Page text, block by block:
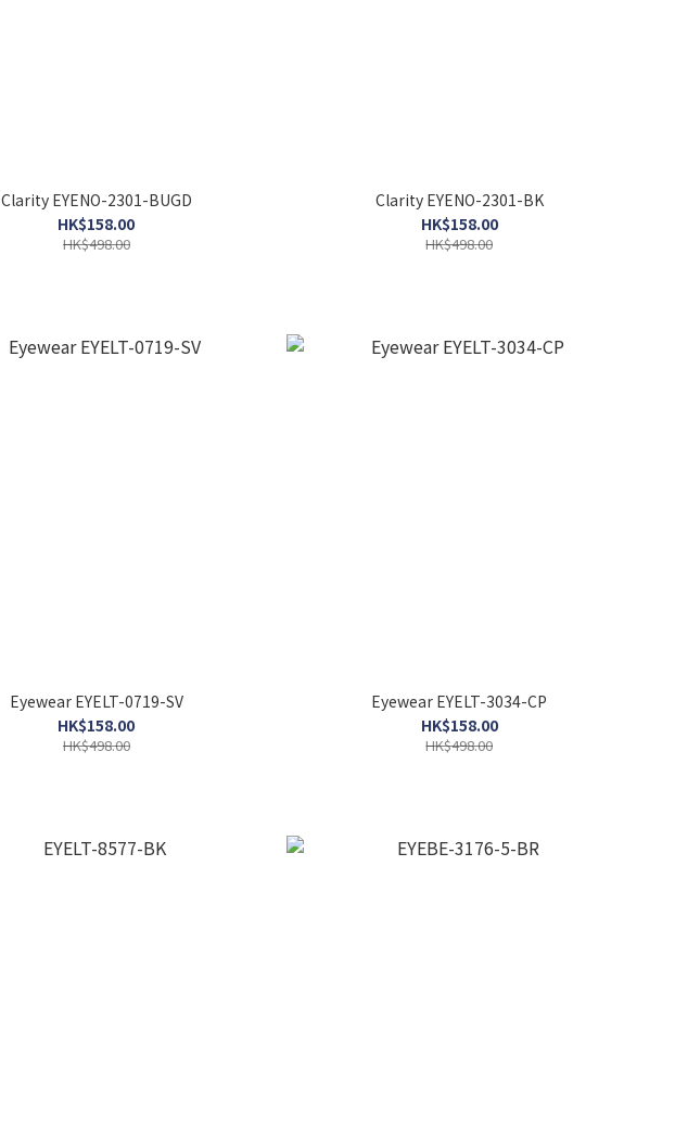
Clarity EYENO-2301-BUGD
HK$158.00
HK$498.00
Clarity EYENO-2301-BK
HK$158.00
HK$498.00
Eyewear EYELT-0719-SV
HK$158.00
HK$498.00
Eyewear EYELT-3034-CP
HK$158.00
HK$498.00